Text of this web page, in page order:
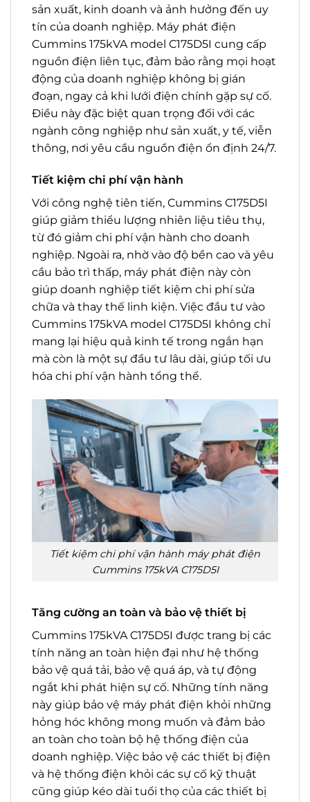
sản xuất, kinh doanh và ảnh hưởng đến uy
tín của doanh nghiệp. Máy phát điện
Cummins 175kVA model C175D5I cung cấp
nguồn điện liên tục, đảm bảo rằng mọi hoạt
động của doanh nghiệp không bị gián
đoạn, ngay cả khi lưới điện chính gặp sự cố.
Điều này đặc biệt quan trọng đối với các
ngành công nghiệp như sản xuất, y tế, viễn
thông, nơi yêu cầu nguồn điện ổn định 24/7.
Tiết kiệm chi phí vận hành
Với công nghệ tiên tiến, Cummins C175D5I
giúp giảm thiểu lượng nhiên liệu tiêu thụ,
từ đó giảm chi phí vận hành cho doanh
nghiệp. Ngoài ra, nhờ vào độ bền cao và yêu
cầu bảo trì thấp, máy phát điện này còn
giúp doanh nghiệp tiết kiệm chi phí sửa
chữa và thay thế linh kiện. Việc đầu tư vào
Cummins 175kVA model C175D5I không chỉ
mang lại hiệu quả kinh tế trong ngắn hạn
mà còn là một sự đầu tư lâu dài, giúp tối ưu
hóa chi phí vận hành tổng thể.
Tiết kiệm chi phí vận hành máy phát điện
Cummins 175kVA C175D5I
Tăng cường an toàn và bảo vệ thiết bị
Cummins 175kVA C175D5I được trang bị các
tính năng an toàn hiện đại như hệ thống
bảo vệ quá tải, bảo vệ quá áp, và tự động
ngắt khi phát hiện sự cố. Những tính năng
này giúp bảo vệ máy phát điện khỏi những
hỏng hóc không mong muốn và đảm bảo
an toàn cho toàn bộ hệ thống điện của
doanh nghiệp. Việc bảo vệ các thiết bị điện
và hệ thống điện khỏi các sự cố kỹ thuật
cũng giúp kéo dài tuổi thọ của các thiết bị